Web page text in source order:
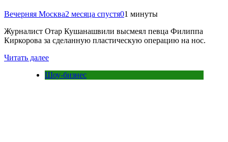
Вечерняя Москва2 месяца спустя01 минуты
Журналист Отар Кушанашвили высмеял певца Филиппа
Киркорова за сделанную пластическую операцию на нос.
Читать далее
Шоу-бизнес